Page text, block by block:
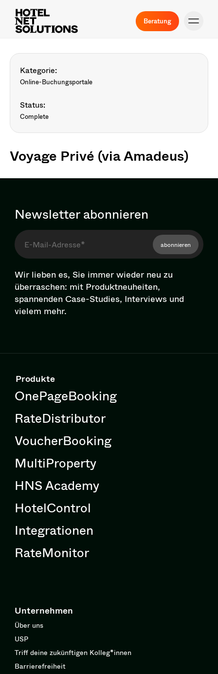
Beratung
Kategorie:
Online-Buchungsportale
Status:
Complete
Voyage Privé (via Amadeus)
Newsletter abonnieren
abonnieren
Wir lieben es, Sie immer wieder neu zu
überraschen: mit Pro­dukt­neu­hei­ten,
spannenden Case-Studies, Interviews und
vielem mehr.
Produkte
OnePageBooking
RateDistributor
VoucherBooking
MultiProperty
HNS Academy
HotelControl
Integrationen
RateMonitor
Unternehmen
Über uns
USP
Triff deine zukünftigen Kolleg*innen
Barrierefreiheit